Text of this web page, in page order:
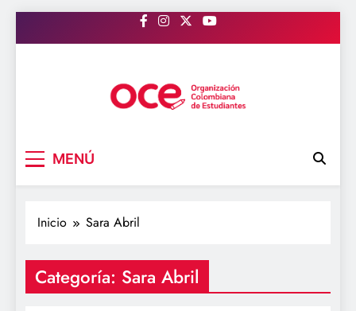
al
MENÚ
Inicio Sara Abril
Categoría: Sara Abril
MUJERES
OCE
ORGANIZACIÓN
COLOMBIANA DE
ESTUDIANTES